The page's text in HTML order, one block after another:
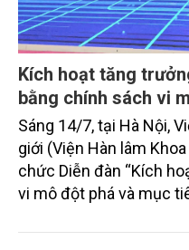
Kích hoạt tăng
bằng chính sách vi
Sáng 14/7, tại Hà Nội,
giới (Viện Hàn lâm
chức Diễn đàn “Kích
vi mô đột phá và mục
ương, chuyên gia kinh